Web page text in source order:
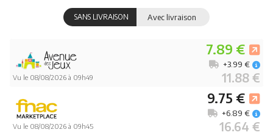
SANS LIVRAISON Avec livraison
Vu le 08/08/2026 à 09h49
7.89 €
11.88 €
+3.99 €
Vu le 08/08/2026 à 09h45
9.75 €
16.64 €
+6.89 €